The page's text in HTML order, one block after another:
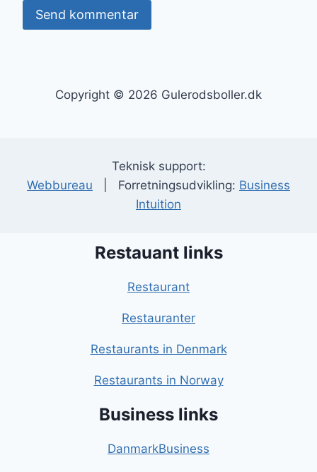
Copyright © 2026 Gulerodsboller.dk
Teknisk support:
Webbureau | Forretningsudvikling: Business
Intuition
Restauant links
Restaurant
Restauranter
Restaurants in Denmark
Restaurants in Norway
Business links
DanmarkBusiness